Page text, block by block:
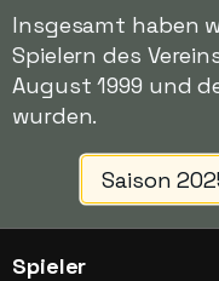
Insgesamt haben
Spielern des
August 1999 und
wurden.
Spieler